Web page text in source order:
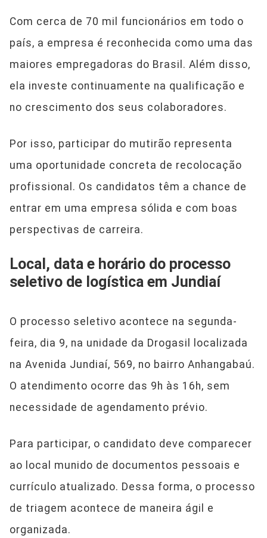
Com cerca de 70 mil funcionários em todo o
país, a empresa é reconhecida como uma das
maiores empregadoras do Brasil. Além disso,
ela investe continuamente na qualificação e
no crescimento dos seus colaboradores.
Por isso, participar do mutirão representa
uma oportunidade concreta de recolocação
profissional. Os candidatos têm a chance de
entrar em uma empresa sólida e com boas
perspectivas de carreira.
Local, data e horário do processo
seletivo de logística em Jundiaí
O processo seletivo acontece na segunda-
feira, dia 9, na unidade da Drogasil localizada
na Avenida Jundiaí, 569, no bairro Anhangabaú.
O atendimento ocorre das 9h às 16h, sem
necessidade de agendamento prévio.
Para participar, o candidato deve comparecer
ao local munido de documentos pessoais e
currículo atualizado. Dessa forma, o processo
de triagem acontece de maneira ágil e
organizada.